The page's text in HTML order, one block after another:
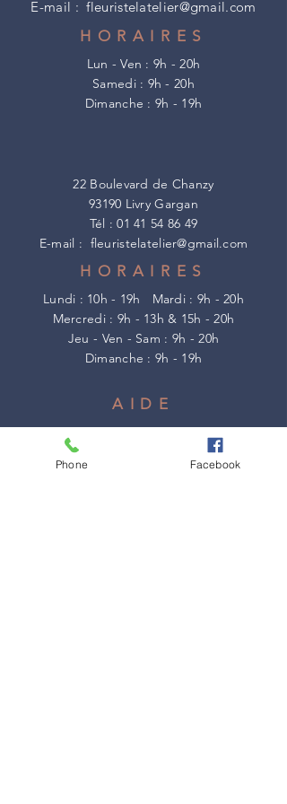
E-mail :fleuristelatelier@gmail.com
HORAIRES
Lun - Ven : 9h - 20h
​​Samedi : 9h - 20h
​Dimanche : 9h - 19h
22 Boulevard de Chanzy
93190 Livry Gargan
Tél :01 41 54 86 49
E-mail : fleuristelatelier@gmail.com
HORAIRES
Lundi : 10h - 19h Mardi : 9h - 20h
Mercredi : 9h - 13h & 15h - 20h
Jeu - Ven - Sam : 9h - 20h
​Dimanche : 9h - 19h
AIDE
Livraisons
Phone Facebook